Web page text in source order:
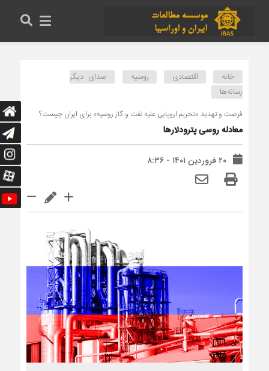
خانه اقتصادی روسیه
صدای دیگر
رسانه‌ها
فرصت و تهدید «تحریم اروپایی علیه نفت و گاز روسیه» برای ایران چیست؟
معادله روسی پترودلارها
۲۰ فروردین ۱۴۰۱ - ۸:۳۶